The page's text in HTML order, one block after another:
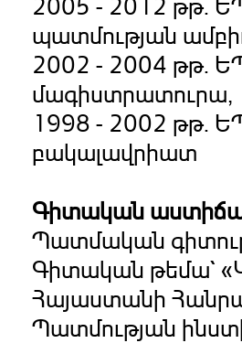
2005 - 2012 թթ.
պատմության
2002 - 2004 թթ.
մագիստրատուրա,
1998 - 2002 թթ.
բակալավրիատ
Գիտական
Պատմական
Գիտական թեմա`
Հայաստանի
Պատմության